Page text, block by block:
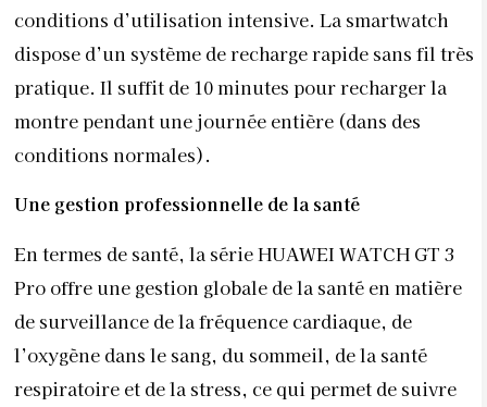
conditions d’utilisation intensive. La smartwatch
dispose d’un système de recharge rapide sans fil très
pratique. Il suffit de 10 minutes pour recharger la
montre pendant une journée entière (dans des
conditions normales).
Une gestion professionnelle de la santé
En termes de santé, la série HUAWEI WATCH GT 3
Pro offre une gestion globale de la santé en matière
de surveillance de la fréquence cardiaque, de
l’oxygène dans le sang, du sommeil, de la santé
respiratoire et de la stress, ce qui permet de suivre